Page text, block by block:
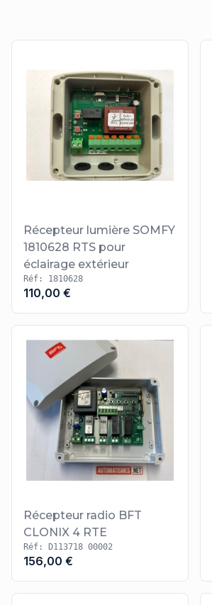
Récepteur lumière SOMFY
1810628 RTS pour
éclairage extérieur
Réf: 1810628
110,00 €
Récepteur radio BFT
CLONIX 4 RTE
Réf: D113718 00002
156,00 €